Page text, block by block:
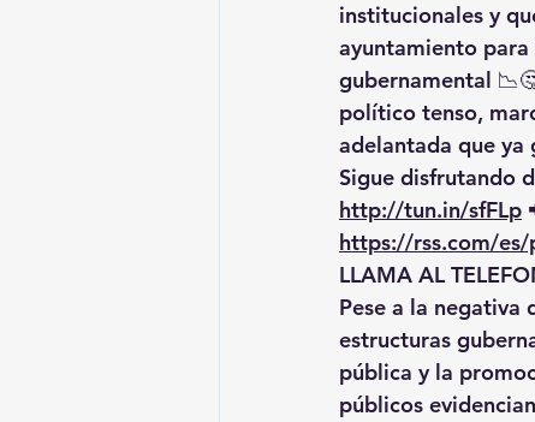
institucionales y
ayuntamiento para
gubernamental
político tenso,
adelantada que ya
Sigue disfrutando
http://tun.in/sfFLp
https://rss.com/
LLAMA AL
Pese a la negativa
estructuras
pública y la
públicos